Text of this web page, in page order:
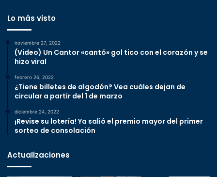
Lo más visto
noviembre 27, 2022
(Video) Un Cantor «cantó» gol tico con el corazón y se
hizo viral
febrero 26, 2022
¿Tiene billetes de algodón? Vea cuáles dejan de
circular a partir del 1 de marzo
diciembre 24, 2022
¡Revise su lotería! Ya salió el premio mayor del primer
sorteo de consolación
Actualizaciones